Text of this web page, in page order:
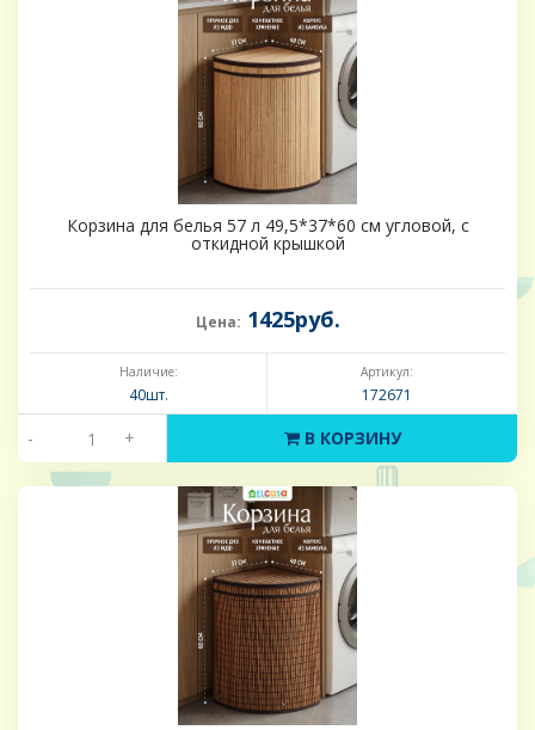
Корзина для белья 57 л 49,5*37*60 см угловой, с
откидной крышкой
Цена: 1425руб.
Наличие:
40шт.
Артикул:
172671
- + В КОРЗИНУ